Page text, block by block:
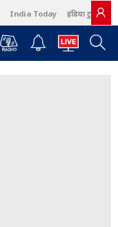
India Today इंडिया टुडे हिंदी